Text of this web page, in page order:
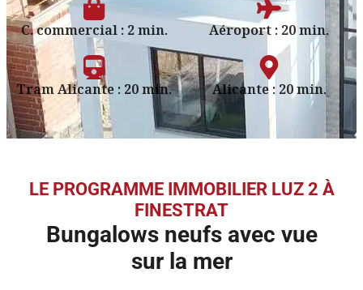
C. commercial : 2 min. Aéroport : 20 min.
Tram Alicante : 20 min. Alicante : 20 min.
LE PROGRAMME IMMOBILIER LUZ 2 À
FINESTRAT
Bungalows neufs avec vue
sur la mer